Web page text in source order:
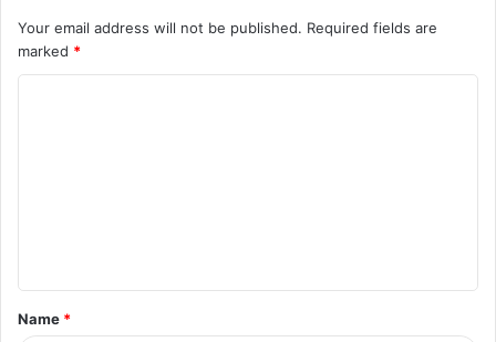
Your email address will not be published. Required fields are
marked *
t
*
Name *